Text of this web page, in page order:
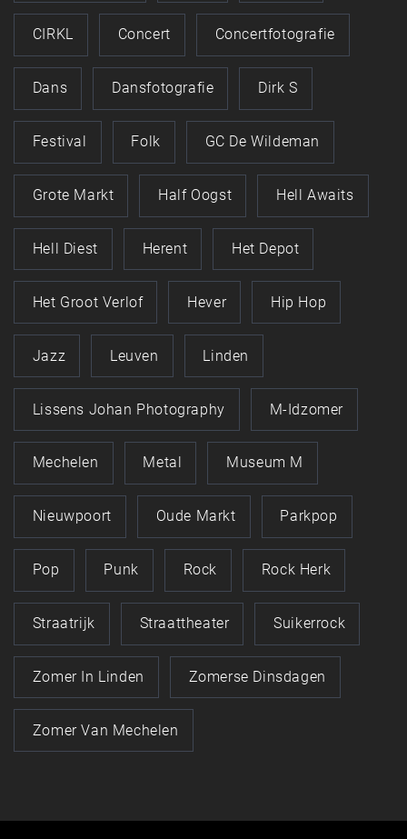
CIRKL Concert Concertfotografie
Dans Dansfotografie Dirk S
Festival Folk GC De Wildeman
Grote Markt Half Oogst Hell Awaits
Hell Diest Herent Het Depot
Het Groot Verlof Hever Hip Hop
Jazz Leuven Linden
Lissens Johan Photography M-Idzomer
Mechelen Metal Museum M
Nieuwpoort Oude Markt Parkpop
Pop Punk Rock Rock Herk
Straatrijk Straattheater Suikerrock
Zomer In Linden Zomerse Dinsdagen
Zomer Van Mechelen